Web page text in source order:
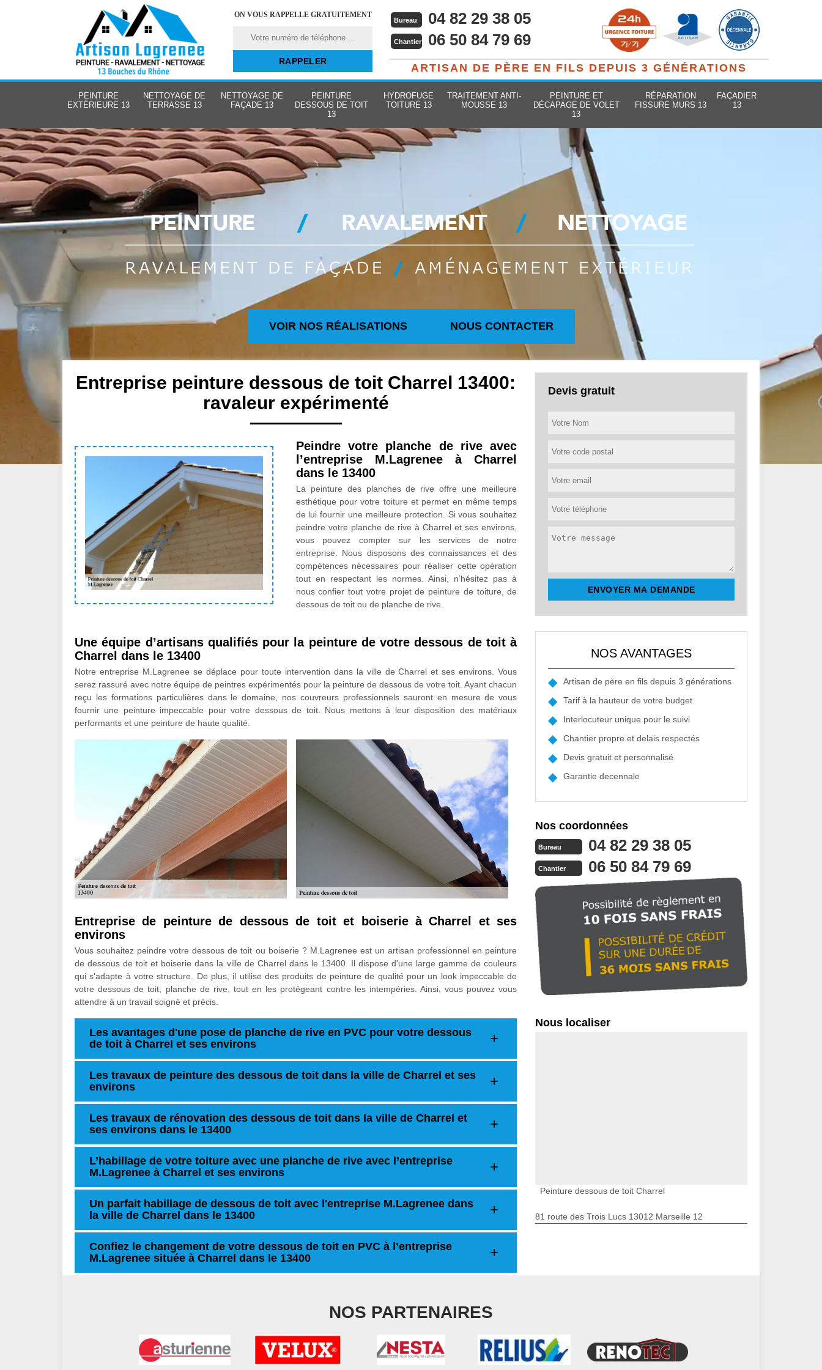
ON VOUS RAPPELLE GRATUITEMENT
Bureau 04 82 29 38 05
Chantier 06 50 84 79 69
ARTISAN DE PÈRE EN FILS DEPUIS 3 GÉNÉRATIONS
PEINTURE
EXTÉRIEURE 13
NETTOYAGE DE
TERRASSE 13
NETTOYAGE DE
FAÇADE 13
PEINTURE
DESSOUS DE TOIT
13
HYDROFUGE
TOITURE 13
TRAITEMENT ANTI-
MOUSSE 13
PEINTURE ET
DÉCAPAGE DE VOLET
13
RÉPARATION
FISSURE MURS 13
FAÇADIER
13
VOIR NOS RÉALISATIONS NOUS CONTACTER
Entreprise peinture dessous de toit Charrel 13400:
ravaleur expérimenté
Peindre votre planche de rive avec
l’entreprise M.Lagrenee à Charrel
dans le 13400
La peinture des planches de rive offre une meilleure
esthétique pour votre toiture et permet en même temps
de lui fournir une meilleure protection. Si vous souhaitez
peindre votre planche de rive à Charrel et ses environs,
vous pouvez compter sur les services de notre
entreprise. Nous disposons des connaissances et des
compétences nécessaires pour réaliser cette opération
tout en respectant les normes. Ainsi, n’hésitez pas à
nous confier tout votre projet de peinture de toiture, de
dessous de toit ou de planche de rive.
Une équipe d’artisans qualifiés pour la peinture de votre dessous de toit à
Charrel dans le 13400
Notre entreprise M.Lagrenee se déplace pour toute intervention dans la ville de Charrel et ses environs. Vous
serez rassuré avec notre équipe de peintres expérimentés pour la peinture de dessous de votre toit. Ayant chacun
reçu les formations particulières dans le domaine, nos couvreurs professionnels sauront en mesure de vous
fournir une peinture impeccable pour votre dessous de toit. Nous mettons à leur disposition des matériaux
performants et une peinture de haute qualité.
Entreprise de peinture de dessous de toit et boiserie à Charrel et ses
environs
Vous souhaitez peindre votre dessous de toit ou boiserie ? M.Lagrenee est un artisan professionnel en peinture
de dessous de toit et boiserie dans la ville de Charrel dans le 13400. Il dispose d'une large gamme de couleurs
qui s'adapte à votre structure. De plus, il utilise des produits de peinture de qualité pour un look impeccable de
votre dessous de toit, planche de rive, tout en les protégeant contre les intempéries. Ainsi, vous pouvez vous
attendre à un travail soigné et précis.
Les avantages d'une pose de planche de rive en PVC pour votre dessous
de toit à Charrel et ses environs
Les travaux de peinture des dessous de toit dans la ville de Charrel et ses
environs
Les travaux de rénovation des dessous de toit dans la ville de Charrel et
ses environs dans le 13400
L’habillage de votre toiture avec une planche de rive avec l’entreprise
M.Lagrenee à Charrel et ses environs
Un parfait habillage de dessous de toit avec l'entreprise M.Lagrenee dans
la ville de Charrel dans le 13400
Confiez le changement de votre dessous de toit en PVC à l’entreprise
M.Lagrenee située à Charrel dans le 13400
Devis gratuit
NOS AVANTAGES
Artisan de père en fils depuis 3 générations
Tarif à la hauteur de votre budget
Interlocuteur unique pour le suivi
Chantier propre et delais respectés
Devis gratuit et personnalisé
Garantie decennale
Nos coordonnées
Bureau 04 82 29 38 05
Chantier 06 50 84 79 69
Nous localiser
Peinture dessous de toit Charrel
81 route des Trois Lucs 13012 Marseille 12
NOS PARTENAIRES